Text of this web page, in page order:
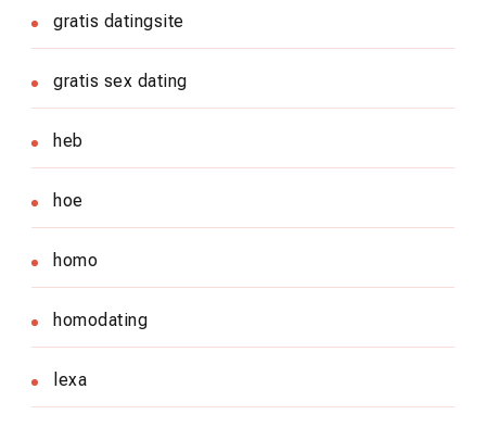
gratis datingsite
gratis sex dating
heb
hoe
homo
homodating
lexa